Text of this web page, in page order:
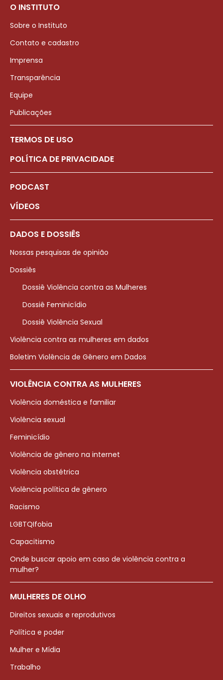
O INSTITUTO
Sobre o Instituto
Contato e cadastro
Imprensa
Transparência
Equipe
Publicações
TERMOS DE USO
POLÍTICA DE PRIVACIDADE
PODCAST
VÍDEOS
DADOS E DOSSIÊS
Nossas pesquisas de opinião
Dossiês
Dossiê Violência contra as Mulheres
Dossiê Feminicídio
Dossiê Violência Sexual
Violência contra as mulheres em dados
Boletim Violência de Gênero em Dados
VIOLÊNCIA CONTRA AS MULHERES
Violência doméstica e familiar
Violência sexual
Feminicídio
Violência de gênero na internet
Violência obstétrica
Violência política de gênero
Racismo
LGBTQIfobia
Capacitismo
Onde buscar apoio em caso de violência contra a
mulher?
MULHERES DE OLHO
Direitos sexuais e reprodutivos
Política e poder
Mulher e Mídia
Trabalho